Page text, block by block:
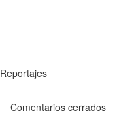
Reportajes
Comentarios cerrados